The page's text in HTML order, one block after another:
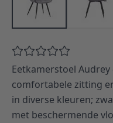
Eetkamerstoel
comfortabele zitting
in diverse kleuren;
met beschermende